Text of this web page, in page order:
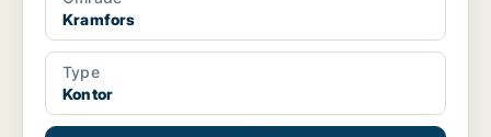
Kramfors
Type
Kontor